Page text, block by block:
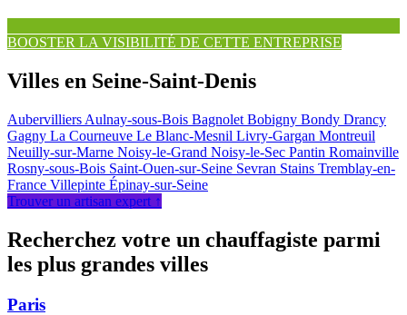
BOOSTER LA VISIBILITÉ DE CETTE ENTREPRISE
Villes en Seine-Saint-Denis
Aubervilliers Aulnay-sous-Bois Bagnolet Bobigny Bondy Drancy
Gagny La Courneuve Le Blanc-Mesnil Livry-Gargan Montreuil
Neuilly-sur-Marne Noisy-le-Grand Noisy-le-Sec Pantin Romainville
Rosny-sous-Bois Saint-Ouen-sur-Seine Sevran Stains Tremblay-en-
France Villepinte Épinay-sur-Seine
Trouver un artisan expert ↑
Recherchez votre un chauffagiste parmi
les plus grandes villes
Paris